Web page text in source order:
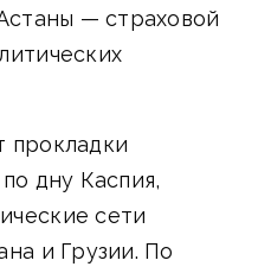
— страховой
прокладки
дну Каспия,
сети
и Грузии. По